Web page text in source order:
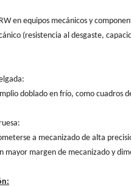
en equipos mecánicos y
(resistencia al desgaste,
doblado en frío, como cuadros
a mecanizado de alta
margen de mecanizado y